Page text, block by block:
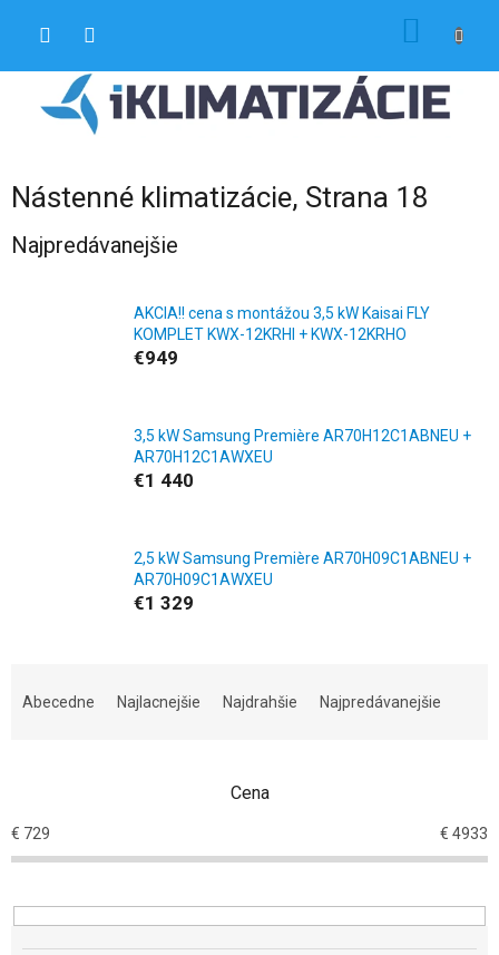
Nástenné klimatizácie, Strana 18
Najpredávanejšie
AKCIA!! cena s montážou 3,5 kW Kaisai FLY
KOMPLET KWX-12KRHI + KWX-12KRHO
€949
3,5 kW Samsung Première AR70H12C1ABNEU +
AR70H12C1AWXEU
€1 440
2,5 kW Samsung Première AR70H09C1ABNEU +
AR70H09C1AWXEU
€1 329
e
p
r
d
Abecedne Najlacnejšie Najdrahšie Najpredávanejšie
Cena
€ 729 € 4933